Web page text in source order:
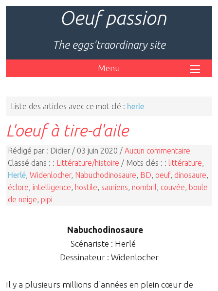
Oeuf passion
The eggs'traordinary site
Menu
Liste des articles avec ce mot clé : herle
L'oeuf à tire-d'aile
Rédigé par : Didier / 03 juin 2020 / Aucun commentaire
Classé dans : : Littérature/histoire / Mots clés : : littérature
Herlé Widenlocher, Nabuchodinosaure BD oeuf, dinosaure
éclore intelligence hostile sauriens nombril couvée
boule
de neige pipi
Nabuchodinosaure
Scénariste : Herlé
Dessinateur : Widenlocher
Il y a plusieurs millions d'années en plein cœur de